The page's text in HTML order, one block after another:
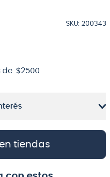
SKU: 200343
de $2500
tiendas